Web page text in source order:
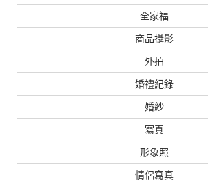
全家福
商品攝影
外拍
婚禮紀錄
婚紗
寫真
形象照
情侶寫真